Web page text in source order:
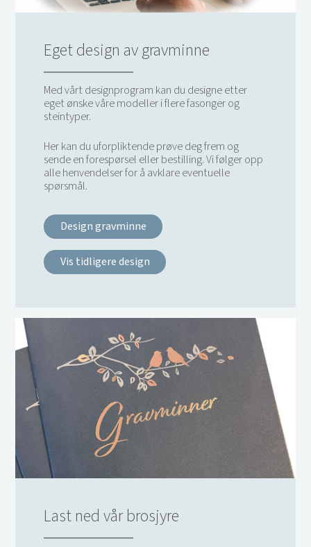
Eget design av gravminne
Med vårt designprogram kan du designe etter
eget ønske våre modeller i flere fasonger og
steintyper.
Her kan du uforpliktende prøve deg frem og
sende en forespørsel eller bestilling. Vi følger opp
alle henvendelser for å avklare eventuelle
spørsmål.
Design gravminne
Vis tidligere design
Last ned vår brosjyre